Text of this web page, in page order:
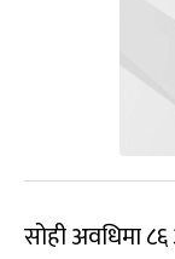
सोही अवधिमा ८६